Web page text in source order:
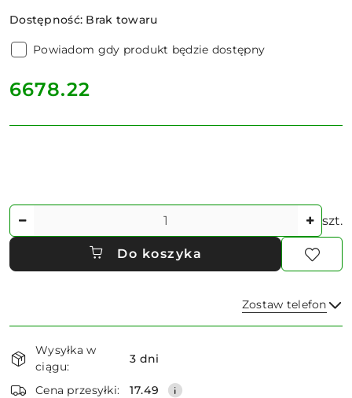
Dostępność: Brak towaru
Powiadom gdy produkt będzie dostępny
cena:
6678.22
Ilość szt.
Do koszyka
Zostaw telefon
i
dostawa
Wysyłka w
ciągu:
3 dni
Cena przesyłki: 17.49